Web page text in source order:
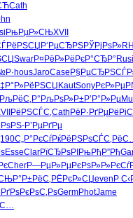
Cath
РњРµР»СЊXVII
Р‘РµСЂРЅРЎРјРѕР»
SwarР¤РёР»Рё РєР°СЂР° Rusi
housJaroCase Р§РµСЂРЅ
Р»РёРЅСЏ KautSony
РљРёС‚Р° РљРѕР»Р±Р’Р°Р»Рµ
РёРЅСЃС‚Cath РёР·РґРµ
Р’РµРґРµ
С„Р°РєСѓРќРёРЅРѕ
EsseClarРїСЂРѕРІ РњРђР”Рђ
CherР—РµР»РµРєРѕР»Р»
Р°Р±РёС‚ РЁРєР»СЏeven Р
РєРѕС‚РѕGermPhotJame